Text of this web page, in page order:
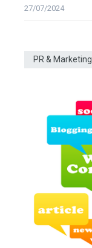
27/07/2024
PR & Marketing